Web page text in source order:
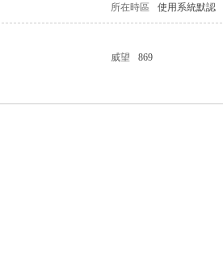
所在時區 使用系統默認
威望
869